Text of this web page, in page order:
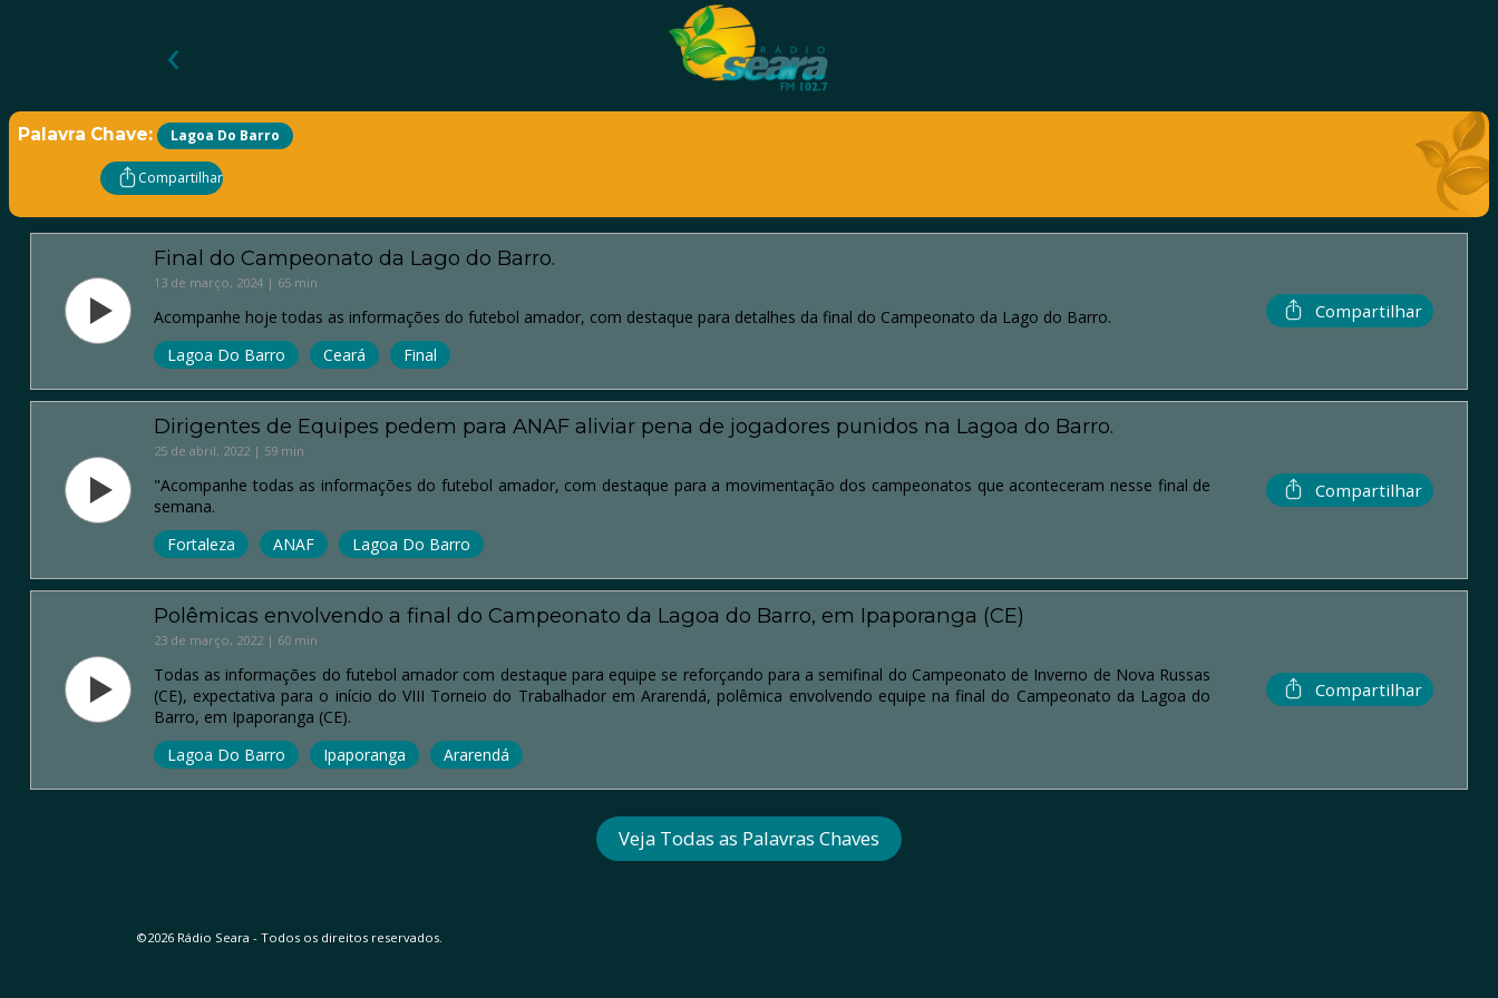
‹
Palavra Chave: Lagoa Do Barro
Compartilhar
Final do Campeonato da Lago do Barro.
13 de março, 2024 | 65 min
Acompanhe hoje todas as informações do futebol amador, com destaque para detalhes da final do Campeonato da Lago do Barro.
Lagoa Do Barro
Ceará Final
Compartilhar
Dirigentes de Equipes pedem para ANAF aliviar pena de jogadores punidos na Lagoa do Barro.
25 de abril, 2022 | 59 min
"Acompanhe todas as informações do futebol amador, com destaque para a movimentação dos campeonatos que aconteceram nesse final de
semana.
Fortaleza
ANAF Lagoa Do Barro
Compartilhar
Polêmicas envolvendo a final do Campeonato da Lagoa do Barro, em Ipaporanga (CE)
23 de março, 2022 | 60 min
Todas as informações do futebol amador com destaque para equipe se reforçando para a semifinal do Campeonato de Inverno de Nova Russas
(CE), expectativa para o início do VIII Torneio do Trabalhador em Ararendá, polêmica envolvendo equipe na final do Campeonato da Lagoa do
Barro, em Ipaporanga (CE).
Lagoa Do Barro
Ipaporanga Ararendá
Compartilhar
Veja Todas as Palavras Chaves
©2026 Rádio Seara - Todos os direitos reservados.